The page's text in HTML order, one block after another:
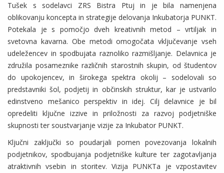
Tušek s sodelavci ZRS Bistra Ptuj in je bila namenjena
oblikovanju koncepta in strategije delovanja Inkubatorja PUNKT.
Potekala je s pomočjo dveh kreativnih metod – vrtiljak in
svetovna kavarna. Obe metodi omogočata vključevanje vseh
udeležencev in spodbujata raznoliko razmišljanje. Delavnica je
združila posameznike različnih starostnih skupin, od študentov
do upokojencev, in širokega spektra okolij – sodelovali so
predstavniki šol, podjetij in občinskih struktur, kar je ustvarilo
edinstveno mešanico perspektiv in idej. Cilj delavnice je bil
opredeliti ključne izzive in priložnosti za razvoj podjetniške
skupnosti ter soustvarjanje vizije za Inkubator PUNKT.
Ključni zaključki so poudarjali pomen povezovanja lokalnih
podjetnikov, spodbujanja podjetniške kulture ter zagotavljanja
atraktivnih vsebin in storitev. Vizija PUNKTa je vzpostavitev